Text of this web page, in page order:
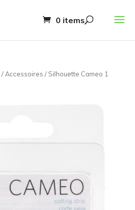
0 items
/ Accessoires / Silhouette Cameo 1